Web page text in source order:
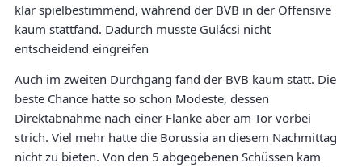
klar spielbestimmend, während der BVB in der Offensive
kaum stattfand. Dadurch musste Gulácsi nicht
entscheidend eingreifen
Auch im zweiten Durchgang fand der BVB kaum statt. Die
beste Chance hatte so schon Modeste, dessen
Direktabnahme nach einer Flanke aber am Tor vorbei
strich. Viel mehr hatte die Borussia an diesem Nachmittag
nicht zu bieten. Von den 5 abgegebenen Schüssen kam